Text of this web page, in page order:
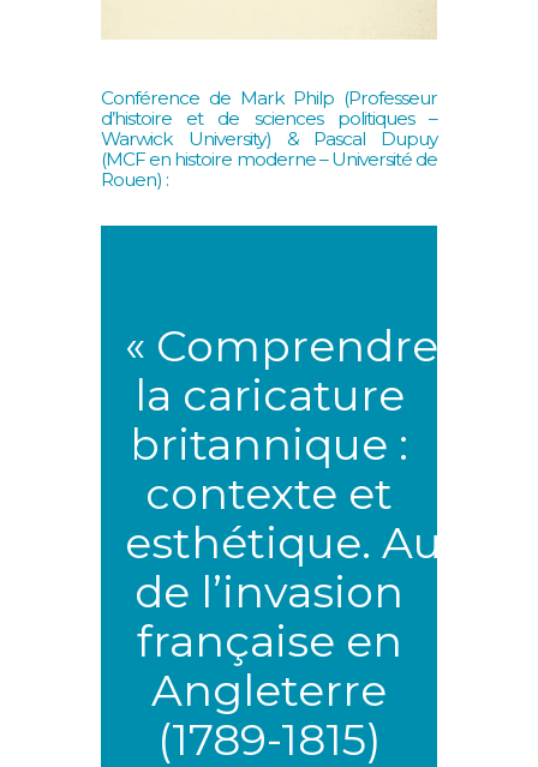
Conférence de Mark Philp (Professeur
d’histoire et de sciences politiques –
Warwick University) & Pascal Dupuy
(MCF en histoire moderne – Université de
Rouen) :
« Comprendre
la caricature
britannique :
contexte et
esthétique. Autour
de l’invasion
française en
Angleterre
(1789-1815)